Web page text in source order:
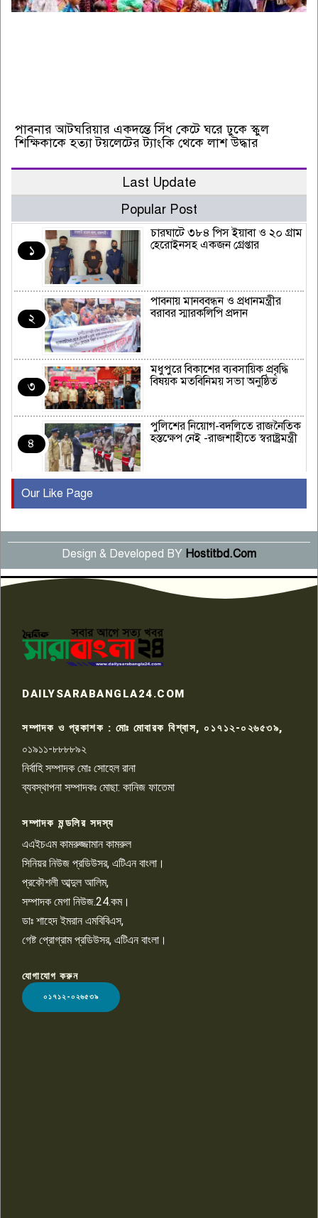
পাবনার আটঘরিয়ার একদন্তে সিঁধ কেটে ঘরে ঢুকে স্কুল
শিক্ষিকাকে হত্যা টয়লেটের ট্যাংকি থেকে লাশ উদ্ধার
Last Update
Popular Post
১
চারঘাটে ৩৮৪ পিস ইয়াবা ও ২০ গ্রাম
হেরোইনসহ একজন গ্রেপ্তার
২
পাবনায় মানববন্ধন ও প্রধানমন্ত্রীর
বরাবর স্মারকলিপি প্রদান
৩
মধুপুরে বিকাশের ব্যবসায়িক প্রবৃদ্ধি
বিষয়ক মতবিনিময় সভা অনুষ্ঠিত
৪
পুলিশের নিয়োগ-বদলিতে রাজনৈতিক
হস্তক্ষেপ নেই -রাজশাহীতে স্বরাষ্ট্রমন্ত্রী
৫
বছর পূর্তি উদযাপন
৬
সংবাদ সম্মেলনে অভিযোগ অস্বীকার
উদ্দেশ্য প্রণোদিত সংবাদ প্রকাশের
প্রতিবাদ নাজির হাসানের
৭
কেটে ঘরে ঢুকে স্কুল শিক্ষিকাকে হত্যা
টয়লেটের ট্যাংকি থেকে লাশ উদ্ধার
রাজশাহীতে সন্ত্রাসী হামলায় গুরুতর
চাঁদাবাজি ও হয়রানির অভিযোগ
১০
Our Like Page
Design & Developed BY Hostitbd.Com
LOGO
DAILYSARABANGLA24.COM
সম্পাদক ও প্রকাশক : মোঃ মোবারক বিশ্বাস, ০১৭১২-০২৬৫৩৯,
০১৯১১-৮৮৮৮৯২
নির্বাহি সম্পাদক মোঃ সোহেল রানা
ব্যবস্থাপনা সম্পাদকঃ মোছা: কানিজ ফাতেমা
সম্পাদক মন্ডলির সদস্য
এএইচএম কামরুজ্জামান কামরুল
সিনিয়র নিউজ প্রডিউসর, এটিএন বাংলা।
প্রকৌশলী আব্দুল আলিম,
সম্পাদক মেগা নিউজ.24.কম।
ডাঃ শাহেদ ইমরান এমবিবিএস,
গেষ্ট প্রোগ্রাম প্রডিউসর, এটিএন বাংলা।
যোগাযোগ করুন
০১৭১২-০২৬৫৩৯